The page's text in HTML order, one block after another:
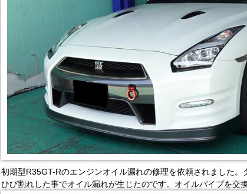
初期型R35GT-Rのエンジンオイル漏れの修理を依頼されました
ひび割れした事でオイル漏れが生じたのです。オイルパイプを交